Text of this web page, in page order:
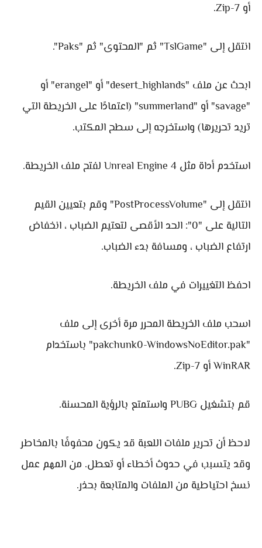
أو 7-Zip.
انتقل إلى "TslGame" ثم "المحتوى" ثم "Paks".
ابحث عن ملف "desert_highlands" أو "erangel" أو
"savage" أو "summerland" (اعتمادًا على الخريطة التي
تريد تحريرها) واستخرجه إلى سطح المكتب.
استخدم أداة مثل Unreal Engine 4 لفتح ملف الخريطة.
انتقل إلى "PostProcessVolume" وقم بتعيين القيم
التالية على "0": الحد الأقصى لتعتيم الضباب ، انخفاض
ارتفاع الضباب ، ومسافة بدء الضباب.
احفظ التغييرات في ملف الخريطة.
اسحب ملف الخريطة المحرر مرة أخرى إلى ملف
"pakchunk0-WindowsNoEditor.pak" باستخدام
WinRAR أو 7-Zip.
قم بتشغيل PUBG واستمتع بالرؤية المحسنة.
لاحظ أن تحرير ملفات اللعبة قد يكون محفوفًا بالمخاطر
وقد يتسبب في حدوث أخطاء أو تعطل. من المهم عمل
نسخ احتياطية من الملفات والمتابعة بحذر.